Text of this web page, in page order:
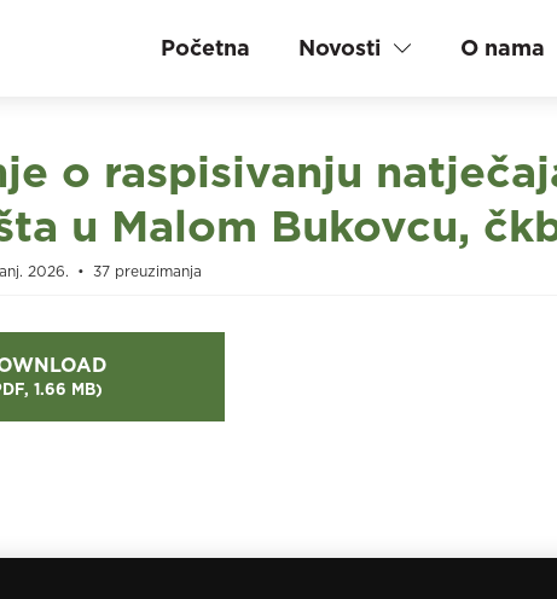
Početna Novosti O nama
o raspisivanju
u Malom Bukovcu,
2026. 37 preuzimanja
1.66 MB)